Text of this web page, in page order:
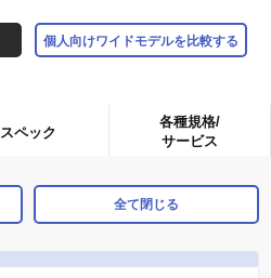
個人向けワイドモデルを比較する
スペック
各種規格/
サービス
全て閉じる